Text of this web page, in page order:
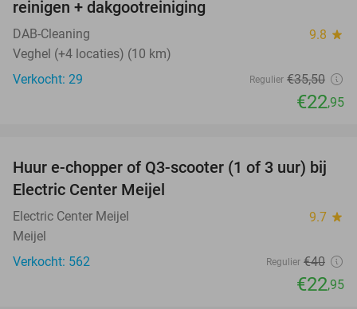
reinigen + dakgootreiniging
DAB-Cleaning 9.8 star
Veghel (+4 locaties) (10 km)
Verkocht: 29
Regulier €35,50
€22,95
43%
Huur e-chopper of Q3-scooter (1 of 3 uur) bij
Electric Center Meijel
Electric Center Meijel 9.7 star
Meijel
Verkocht: 562
Regulier €40
€22,95